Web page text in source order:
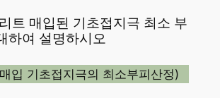
트 매입된 기초접지극 최소 부
하여 설명하시오
입 기초접지극의 최소부피산정)